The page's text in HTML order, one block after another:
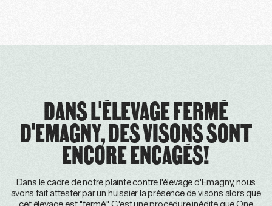
DANS L'ÉLEVAGE FERMÉ
D'EMAGNY, DES VISONS SONT
ENCORE ENCAGÉS!
Dans le cadre de notre plainte contre l'élevage d'Emagny, nous
avons fait attester par un huissier la présence de visons alors que